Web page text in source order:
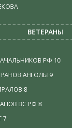
ВЕТЕРАНЫ
РФ 10
АНГОЛЫ 9
8
ВС РФ 8
7